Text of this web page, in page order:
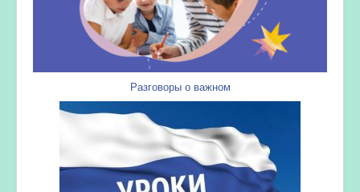
Разговоры о важном